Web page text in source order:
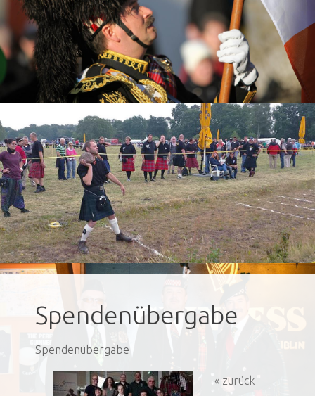
Spendenübergabe
Spendenübergabe
« zurück